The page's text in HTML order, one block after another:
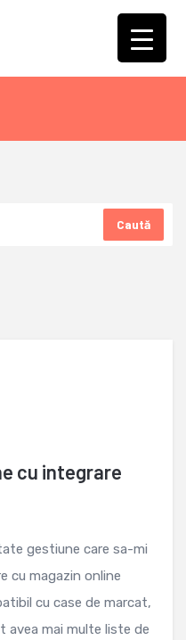
Caută
cu integrare
gestiune care sa-mi
cu magazin online
cu case de marcat,
avea mai multe liste de